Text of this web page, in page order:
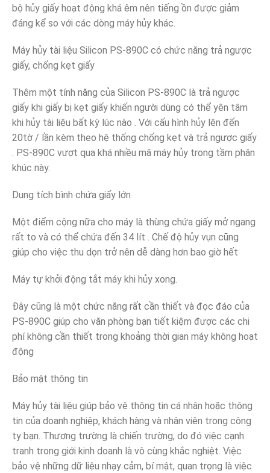
bộ hủy giấy hoạt động khá êm nên tiếng ồn được giảm
đáng kể so với các dòng máy hủy khác.
Máy hủy tài liệu Silicon PS-890C có chức năng trả ngược
giấy, chống kẹt giấy
Thêm một tính năng của Silicon PS-890C là trả ngược
giấy khi giấy bị kẹt giấy khiến người dùng có thể yên tâm
khi hủy tài liệu bất kỳ lúc nào . Với cấu hình hủy lên đến
20tờ / lần kèm theo hệ thống chống kẹt và trả ngược giấy
. PS-890C vượt qua khá nhiều mã máy hủy trong tầm phân
khúc này.
Dung tích bình chứa giấy lớn
Một điểm cộng nữa cho máy là thùng chứa giấy mở ngang
rất to và có thể chứa đến 34 lít . Chế độ hủy vụn cũng
giúp cho việc thu dọn trở nên dễ dàng hơn bao giờ hết
Máy tự khởi động tắt máy khi hủy xong.
Đây cũng là một chức năng rất cần thiết và đọc đáo của
PS-890C giúp cho văn phòng bạn tiết kiệm được các chi
phí không cần thiết trong khoảng thời gian máy không hoạt
động
Bảo mật thông tin
Máy hủy tài liệu giúp bảo vệ thông tin cá nhân hoặc thông
tin của doanh nghiệp, khách hàng và nhân viên trong công
ty bạn. Thương trường là chiến trường, do đó việc cạnh
tranh trong giới kinh doanh là vô cùng khắc nghiệt. Việc
bảo vệ những dữ liệu nhạy cảm, bí mật, quan trọng là việc